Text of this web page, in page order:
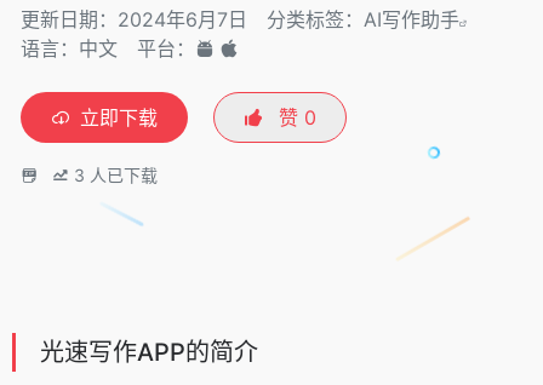
更新日期：2024年6月7日 分类标签： AI写作助手
语言：中文
平台：
立即下载 赞 0
3 人已下载
光速写作APP的简介